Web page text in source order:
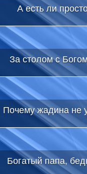
А есть ли
За столом с
Почему жадина не
Богатый папа,